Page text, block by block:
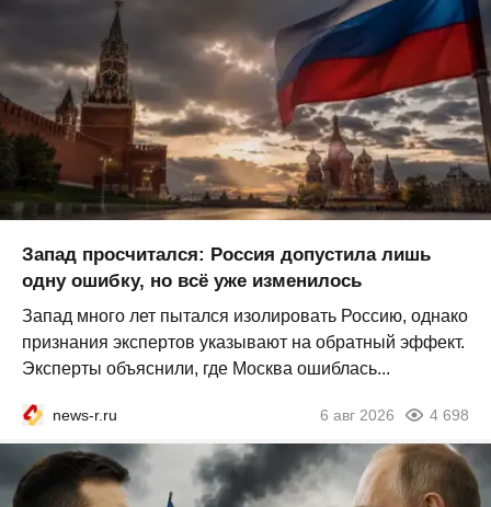
Запад просчитался: Россия допустила лишь
одну ошибку, но всё уже изменилось
Запад много лет пытался изолировать Россию, однако
признания экспертов указывают на обратный эффект.
Эксперты объяснили, где Москва ошиблась...
news-r.ru 6 авг 2026 4 698